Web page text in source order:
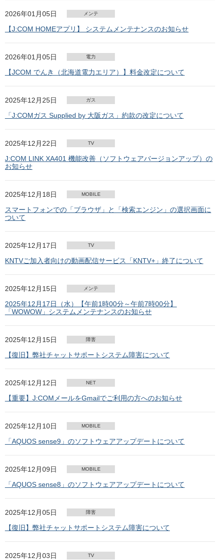
2026年01月05日 メンテ
【J:COM HOMEアプリ】 システムメンテナンスのお知らせ
2026年01月05日 電力
【JCOM でんき（北海道電力エリア）】料金改定について
2025年12月25日 ガス
「J:COMガス Supplied by 大阪ガス」約款の改定について
2025年12月22日 TV
J:COM LINK XA401 機能改善（ソフトウェアバージョンアップ）の
お知らせ
2025年12月18日 MOBILE
スマートフォンでの「ブラウザ」と「検索エンジン」の選択画面に
ついて
2025年12月17日 TV
KNTVご加入者向けの動画配信サービス「KNTV+」終了について
2025年12月15日 メンテ
2025年12月17日（水）【午前1時00分～午前7時00分】
「WOWOW」システムメンテナンスのお知らせ
2025年12月15日 障害
【復旧】弊社チャットサポートシステム障害について
2025年12月12日 NET
【重要】J:COMメールをGmailでご利用の方へのお知らせ
2025年12月10日 MOBILE
「AQUOS sense9」のソフトウェアアップデートについて
2025年12月09日 MOBILE
「AQUOS sense8」のソフトウェアアップデートについて
2025年12月05日 障害
【復旧】弊社チャットサポートシステム障害について
2025年12月03日 TV